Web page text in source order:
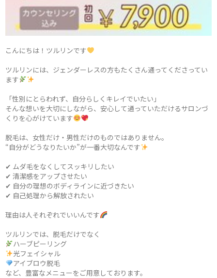
こんにちは！ツルリンです
ツルリンには、ジェンダーレスの方もたくさん通ってくださってい
ます
「性別にとらわれず、自分らしくキレイでいたい」
そんな想いを大切にしながら、安心して通っていただけるサロンづ
くりを心がけています
脱毛は、女性だけ・男性だけのものではありません。
“自分がどうなりたいか”が一番大切なんです
✔ ムダ毛をなくしてスッキリしたい
✔ 清潔感をアップさせたい
✔ 自分の理想のボディラインに近づきたい
✔ 自己処理から解放されたい
理由は人それぞれでいいんです
ツルリンでは、脱毛だけでなく
ハーブピーリング
光フェイシャル
アイブロウ脱毛
など、豊富なメニューをご用意しております。